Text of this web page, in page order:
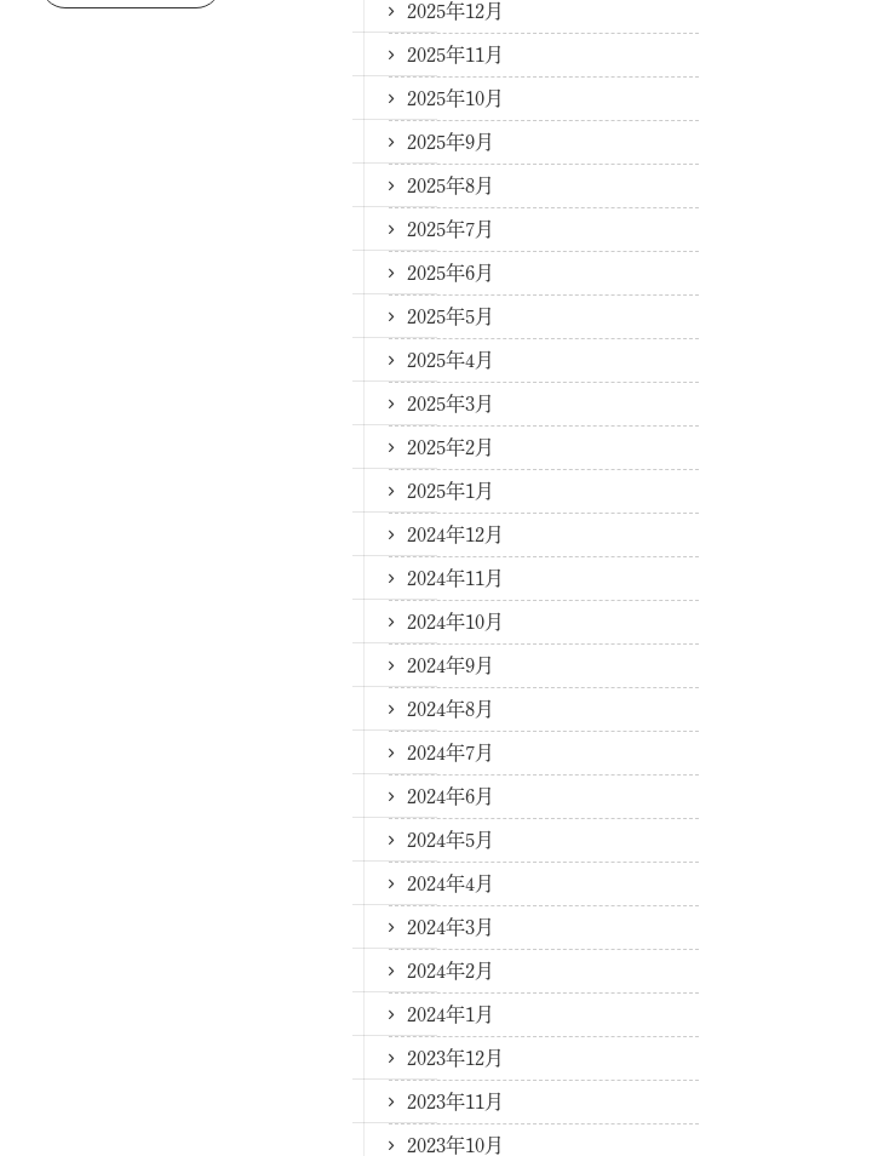
2025年12月
2025年11月
2025年10月
2025年9月
2025年8月
2025年7月
2025年6月
2025年5月
2025年4月
2025年3月
2025年2月
2025年1月
2024年12月
2024年11月
2024年10月
2024年9月
2024年8月
2024年7月
2024年6月
2024年5月
2024年4月
2024年3月
2024年2月
2024年1月
2023年12月
2023年11月
2023年10月